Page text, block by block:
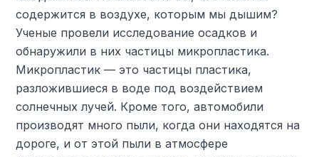
содержится в воздухе, которым мы дышим?
Ученые провели исследование осадков и
обнаружили в них частицы микропластика.
Микропластик — это частицы пластика,
разложившиеся в воде под воздействием
солнечных лучей. Кроме того, автомобили
производят много пыли, когда они находятся на
дороге, и от этой пыли в атмосфере